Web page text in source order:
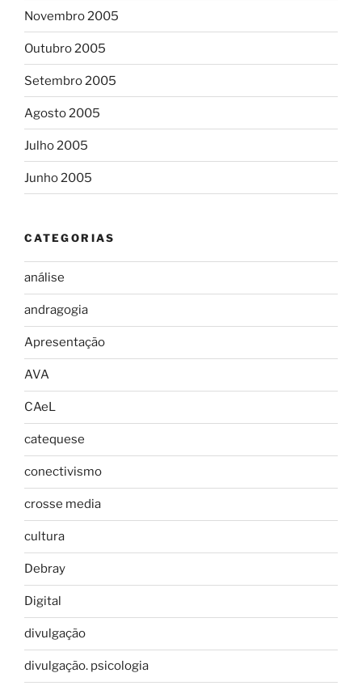
Novembro 2005
Outubro 2005
Setembro 2005
Agosto 2005
Julho 2005
Junho 2005
CATEGORIAS
análise
andragogia
Apresentação
AVA
CAeL
catequese
conectivismo
crosse media
cultura
Debray
Digital
divulgação
divulgação. psicologia